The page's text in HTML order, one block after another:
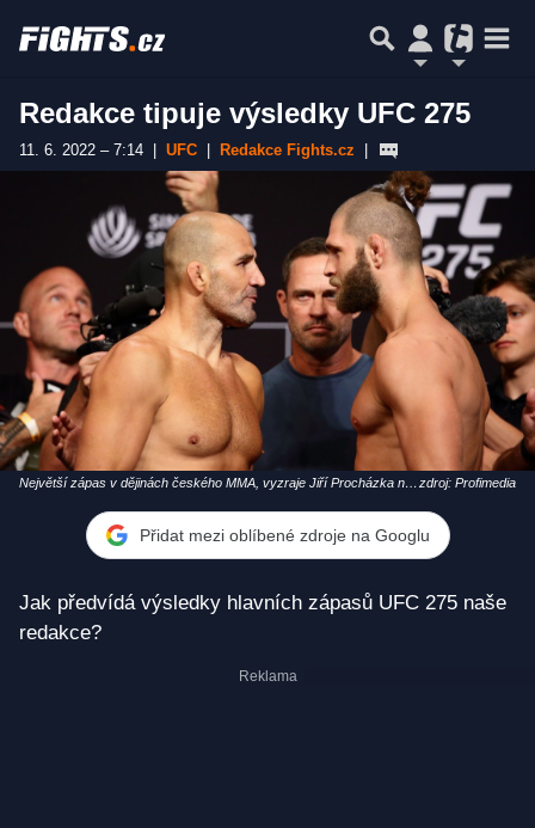
Redakce tipuje výsledky UFC 275
11. 6. 2022 – 7:14 UFC Redakce Fights.cz
Největší zápas v dějinách českého MMA, vyzraje Jiří Procházka na zdroj: Profimedia
Přidat mezi oblíbené zdroje na Googlu
Jak předvídá výsledky hlavních zápasů UFC 275 naše
redakce?